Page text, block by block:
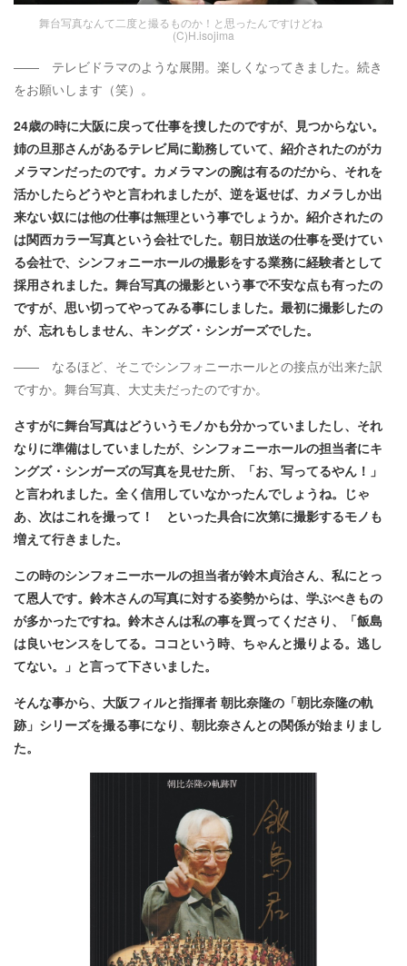
舞台写真なんて二度と撮るものか！と思ったんですけどね
(C)H.isojima
―― テレビドラマのような展開。楽しくなってきました。続き
をお願いします（笑）。
24歳の時に大阪に戻って仕事を捜したのですが、見つからない。
姉の旦那さんがあるテレビ局に勤務していて、紹介されたのがカ
メラマンだったのです。カメラマンの腕は有るのだから、それを
活かしたらどうやと言われましたが、逆を返せば、カメラしか出
来ない奴には他の仕事は無理という事でしょうか。紹介されたの
は関西カラー写真という会社でした。朝日放送の仕事を受けてい
る会社で、シンフォニーホールの撮影をする業務に経験者として
採用されました。舞台写真の撮影という事で不安な点も有ったの
ですが、思い切ってやってみる事にしました。最初に撮影したの
が、忘れもしません、キングズ・シンガーズでした。
―― なるほど、そこでシンフォニーホールとの接点が出来た訳
ですか。舞台写真、大丈夫だったのですか。
さすがに舞台写真はどういうモノかも分かっていましたし、それ
なりに準備はしていましたが、シンフォニーホールの担当者にキ
ングズ・シンガーズの写真を見せた所、「お、写ってるやん！」
と言われました。全く信用していなかったんでしょうね。じゃ
あ、次はこれを撮って！ といった具合に次第に撮影するモノも
増えて行きました。
この時のシンフォニーホールの担当者が鈴木貞治さん、私にとっ
て恩人です。鈴木さんの写真に対する姿勢からは、学ぶべきもの
が多かったですね。鈴木さんは私の事を買ってくださり、「飯島
は良いセンスをしてる。ココという時、ちゃんと撮りよる。逃し
てない。」と言って下さいました。
そんな事から、大阪フィルと指揮者 朝比奈隆の「朝比奈隆の軌
跡」シリーズを撮る事になり、朝比奈さんとの関係が始まりまし
た。